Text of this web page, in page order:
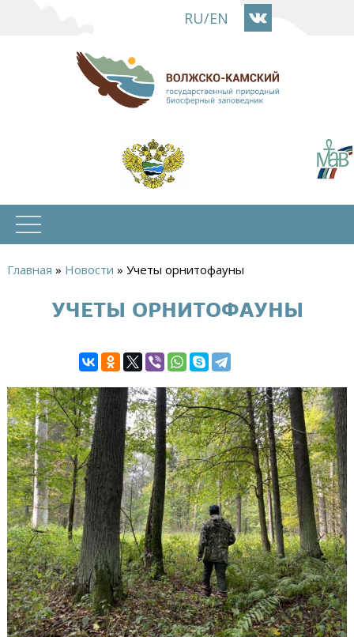
основному
содержанию
RU/EN
здесь
Главная » Новости » Учеты орнитофауны
УЧЕТЫ ОРНИТОФАУНЫ